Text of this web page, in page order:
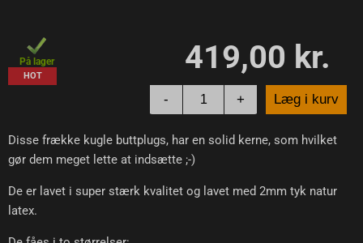
På lager
HOT 419,00 kr.
- + Læg i kurv
Disse frække kugle buttplugs, har en solid kerne, som hvilket
gør dem meget lette at indsætte ;-)
De er lavet i super stærk kvalitet og lavet med 2mm tyk natur
latex.